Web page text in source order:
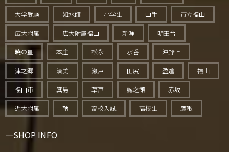
大学受験 如水館 小学生 山手 市立福山
広大附属 広大附属福山 新涯 明王台
暁の星 本庄 松永 水呑 沖野上
津之郷 済美 瀬戸 田尻 盈進 福山
福山市 箕島 草戸 誠之館 赤坂
近大附属 鞆 高校入試 高校生 鷹取
SHOP INFO